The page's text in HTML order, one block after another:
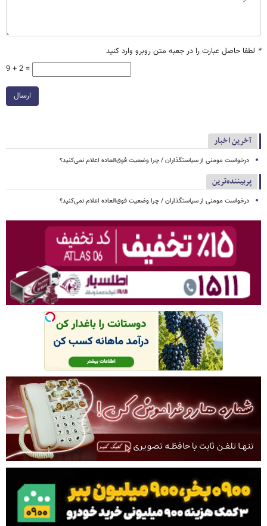
* لطفا حاصل عبارت را در جعبه متن روبرو وارد کنید
9 + 2 =
ارسال
آخرین اخبار
درخواست مومنی از سیاستگذاران / چرا وضعیت فوق‌العاده اعلام نمی‌کنید؟
پربیننده‌ترین
درخواست مومنی از سیاستگذاران / چرا وضعیت فوق‌العاده اعلام نمی‌کنید؟